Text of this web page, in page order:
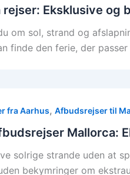
rejser: Eksklusive og
om sol, strand og
finde den ferie, der
fra Aarhus, Afbudsrejser til
Mallorca:
solrige strande uden at
bekymringer om